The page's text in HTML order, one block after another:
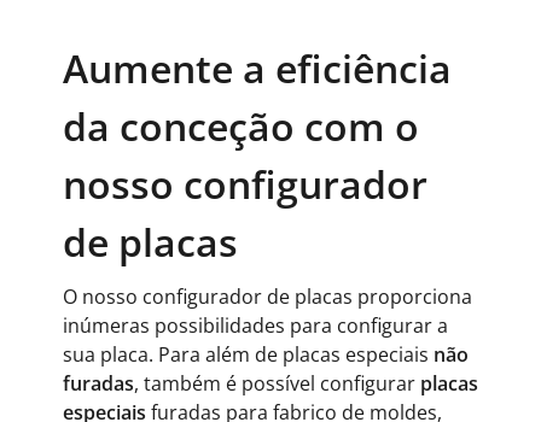
Aumente a eficiência
da conceção com o
nosso configurador
de placas
O nosso configurador de placas proporciona
inúmeras possibilidades para configurar a
sua placa. Para além de placas especiais não
furadas, também é possível configurar placas
especiais furadas para fabrico de moldes,